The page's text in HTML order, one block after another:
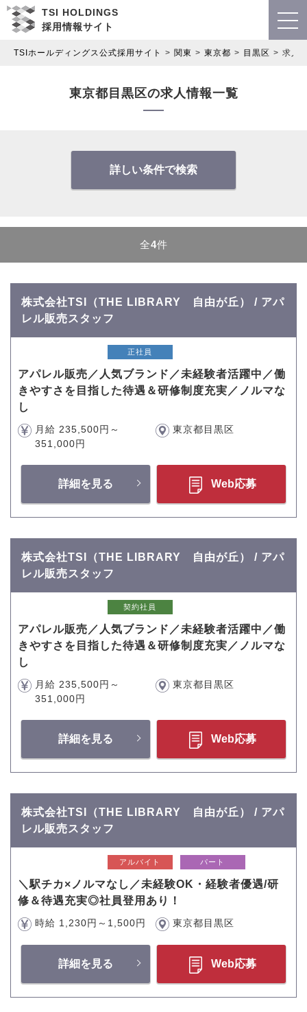
TSI HOLDINGS
採用情報サイト
TSIホールディングス公式採用サイト 関東 東京都 目黒区 求人
東京都目黒区の求人情報一覧
詳しい条件で検索
全4件
株式会社TSI（THE LIBRARY 自由が丘） / アパ
レル販売スタッフ
正社員
アパレル販売／人気ブランド／未経験者活躍中／働
きやすさを目指した待遇＆研修制度充実／ノルマな
し
月給 235,500円～
351,000円
東京都目黒区
詳細を見る Web応募
株式会社TSI（THE LIBRARY 自由が丘） / アパ
レル販売スタッフ
契約社員
アパレル販売／人気ブランド／未経験者活躍中／働
きやすさを目指した待遇＆研修制度充実／ノルマな
し
月給 235,500円～
351,000円
東京都目黒区
詳細を見る Web応募
株式会社TSI（THE LIBRARY 自由が丘） / アパ
レル販売スタッフ
アルバイト パート
＼駅チカ×ノルマなし／未経験OK・経験者優遇/研
修＆待遇充実◎社員登用あり！
時給 1,230円～1,500円 東京都目黒区
詳細を見る Web応募